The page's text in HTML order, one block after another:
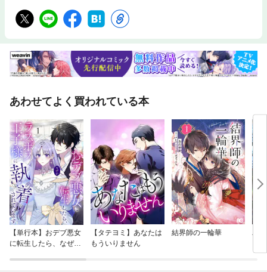
あわせてよく買われている本
【単行本】おデブ悪女
に転生したら、なぜか
【タテヨミ】あなたは
もういりません
結界師の一輪華
バ
今